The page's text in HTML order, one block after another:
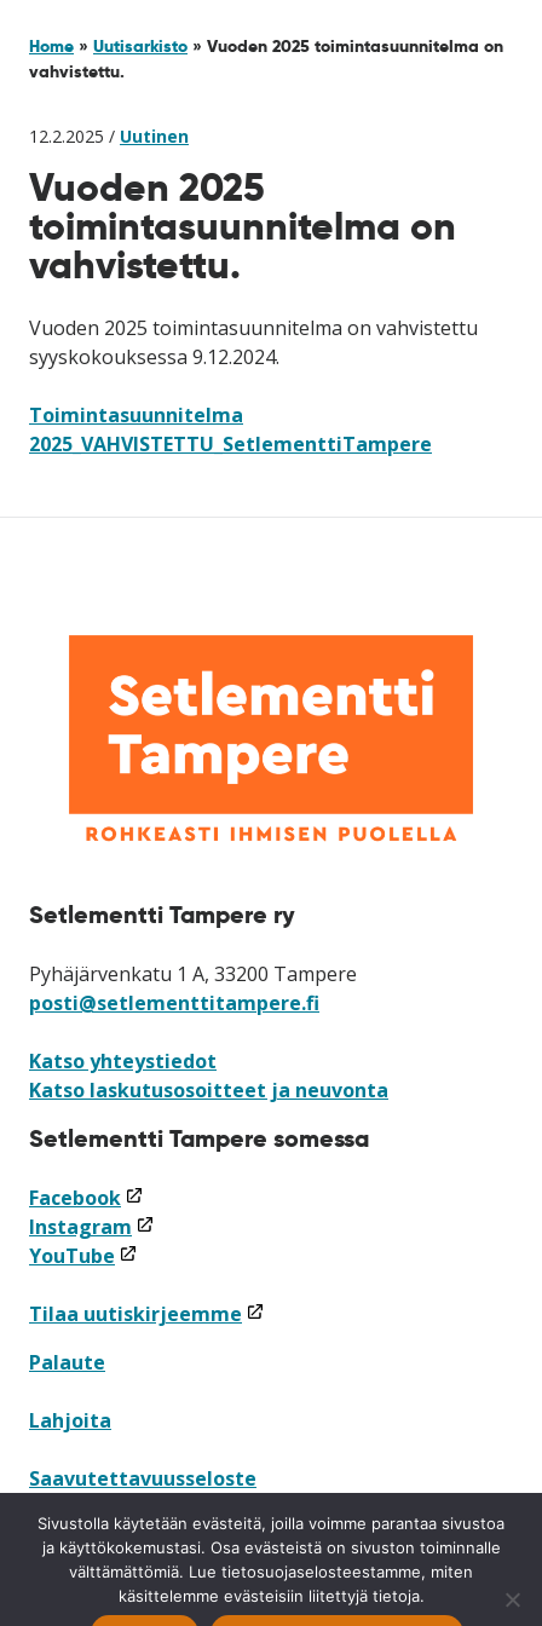
Home » Uutisarkisto » Vuoden 2025 toimintasuunnitelma on
vahvistettu.
12.2.2025 / Uutinen
Vuoden 2025
toimintasuunnitelma on
vahvistettu.
Vuoden 2025 toimintasuunnitelma on vahvistettu
syyskokouksessa 9.12.2024.
Toimintasuunnitelma
2025_VAHVISTETTU_SetlementtiTampere
Setlementti Tampere ry
Pyhäjärvenkatu 1 A, 33200 Tampere
posti@setlementtitampere.fi
Katso yhteystiedot
Katso laskutusosoitteet ja neuvonta
Setlementti Tampere somessa
Facebook(linkki
avataan
uuteen
Instagram (linkki
avataan
ikkunaan)
YouTube (linkki
uuteen
Tilaa uutiskirjeemme (linkki
Palaute
Lahjoita
Saavutettavuusseloste
Tietosuojaseloste
Ilmoituskanava
Sivustolla käytetään evästeitä, joilla voimme parantaa sivustoa
ja käyttökokemustasi. Osa evästeistä on sivuston toiminnalle
välttämättömiä. Lue tietosuojaselosteestamme, miten
käsittelemme evästeisiin liitettyjä tietoja.